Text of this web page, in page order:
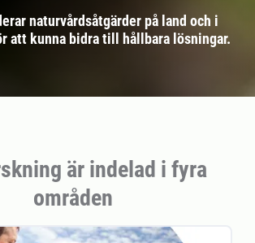
naturvårdsåtgärder på land och i
att kunna bidra till hållbara lösningar.
är indelad i fyra
områden